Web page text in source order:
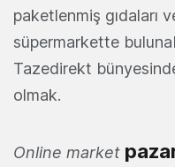
paketlenmiş gıdaları
süpermarkette
Tazedirekt
olmak.
Online market